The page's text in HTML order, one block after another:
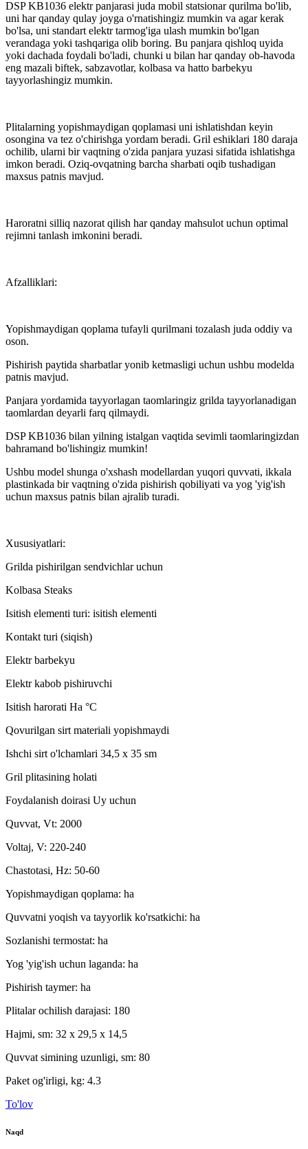
DSP KB1036 elektr panjarasi juda mobil statsionar qurilma bo'lib,
uni har qanday qulay joyga o'rnatishingiz mumkin va agar kerak
bo'lsa, uni standart elektr tarmog'iga ulash mumkin bo'lgan
verandaga yoki tashqariga olib boring. Bu panjara qishloq uyida
yoki dachada foydali bo'ladi, chunki u bilan har qanday ob-havoda
eng mazali biftek, sabzavotlar, kolbasa va hatto barbekyu
tayyorlashingiz mumkin.
Plitalarning yopishmaydigan qoplamasi uni ishlatishdan keyin
osongina va tez o'chirishga yordam beradi. Gril eshiklari 180 daraja
ochilib, ularni bir vaqtning o'zida panjara yuzasi sifatida ishlatishga
imkon beradi. Oziq-ovqatning barcha sharbati oqib tushadigan
maxsus patnis mavjud.
Haroratni silliq nazorat qilish har qanday mahsulot uchun optimal
rejimni tanlash imkonini beradi.
Afzalliklari:
Yopishmaydigan qoplama tufayli qurilmani tozalash juda oddiy va
oson.
Pishirish paytida sharbatlar yonib ketmasligi uchun ushbu modelda
patnis mavjud.
Panjara yordamida tayyorlagan taomlaringiz grilda tayyorlanadigan
taomlardan deyarli farq qilmaydi.
DSP KB1036 bilan yilning istalgan vaqtida sevimli taomlaringizdan
bahramand bo'lishingiz mumkin!
Ushbu model shunga o'xshash modellardan yuqori quvvati, ikkala
plastinkada bir vaqtning o'zida pishirish qobiliyati va yog 'yig'ish
uchun maxsus patnis bilan ajralib turadi.
Xususiyatlari:
Grilda pishirilgan sendvichlar uchun
Kolbasa Steaks
Isitish elementi turi: isitish elementi
Kontakt turi (siqish)
Elektr barbekyu
Elektr kabob pishiruvchi
Isitish harorati Ha °C
Qovurilgan sirt materiali yopishmaydi
Ishchi sirt o'lchamlari 34,5 x 35 sm
Gril plitasining holati
Foydalanish doirasi Uy uchun
Quvvat, Vt: 2000
Voltaj, V: 220-240
Chastotasi, Hz: 50-60
Yopishmaydigan qoplama: ha
Quvvatni yoqish va tayyorlik ko'rsatkichi: ha
Sozlanishi termostat: ha
Yog 'yig'ish uchun laganda: ha
Pishirish taymer: ha
Plitalar ochilish darajasi: 180
Hajmi, sm: 32 x 29,5 x 14,5
Quvvat simining uzunligi, sm: 80
Paket og'irligi, kg: 4.3
To'lov
Naqd